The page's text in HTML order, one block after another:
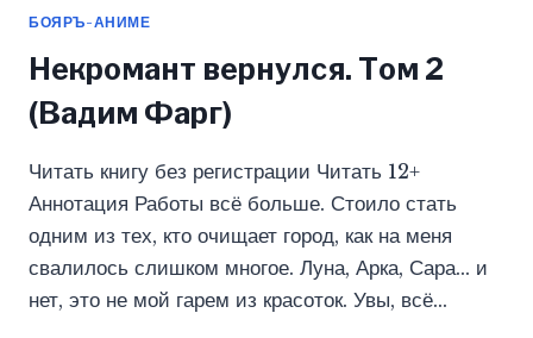
БОЯРЪ-АНИМЕ
Некромант вернулся. Том 2
(Вадим Фарг)
Читать книгу без регистрации Читать 12+
Аннотация Работы всё больше. Стоило стать
одним из тех, кто очищает город, как на меня
свалилось слишком многое. Луна, Арка, Сара… и
нет, это не мой гарем из красоток. Увы, всё…